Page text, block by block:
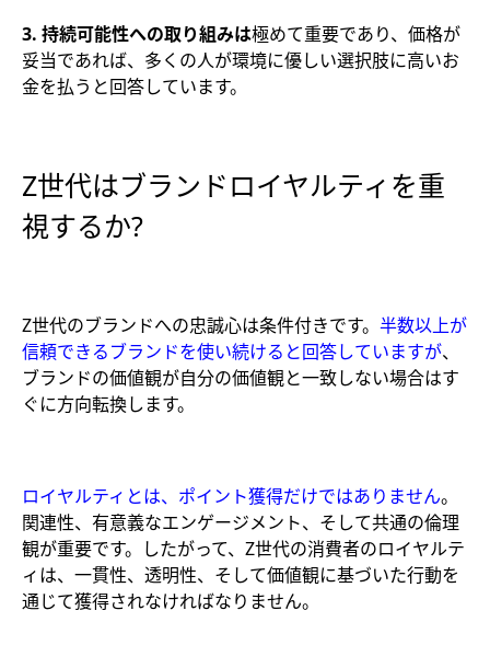
3. 持続可能性への取り組みは極めて重要であり、価格が
妥当であれば、多くの人が環境に優しい選択肢に高いお
金を払うと回答しています。
Z世代はブランドロイヤルティを重
視するか?
Z世代のブランドへの忠誠心は条件付きです。 半数以上が
信頼できるブランドを使い続けると回答していますが、
ブランドの価値観が自分の価値観と一致しない場合はす
ぐに方向転換します。
ロイヤルティとは、ポイント獲得だけではありません。
関連性、有意義なエンゲージメント、そして共通の倫理
観が重要です。したがって、Z世代の消費者のロイヤルテ
ィは、一貫性、透明性、そして価値観に基づいた行動を
通じて獲得されなければなりません。